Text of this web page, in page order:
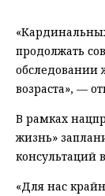
продолжать
возраста», —
В рамках
жизнь»
консультаций
«Для нас